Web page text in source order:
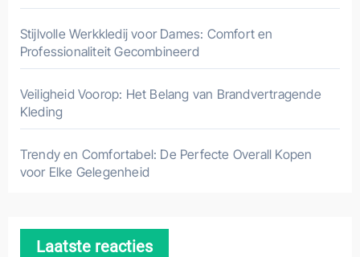
Stijlvolle Werkkledij voor Dames: Comfort en
Professionaliteit Gecombineerd
Veiligheid Voorop: Het Belang van Brandvertragende
Kleding
Trendy en Comfortabel: De Perfecte Overall Kopen
voor Elke Gelegenheid
Laatste reacties